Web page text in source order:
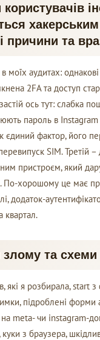
користувачів
причини та
моїх аудитах:
2FA та доступ
ось тут: слабка
пароль в
єдиний фактор, його
SIM. Третій –
пристроєм, який
По-хорошому це має
додаток-
квартал.
та
які я розбирала, start
підроблені форми
meta- чи instagram-
куки з браузера,